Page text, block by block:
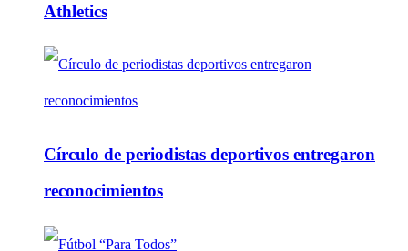
Athletics
Círculo de periodistas deportivos entregaron
reconocimientos